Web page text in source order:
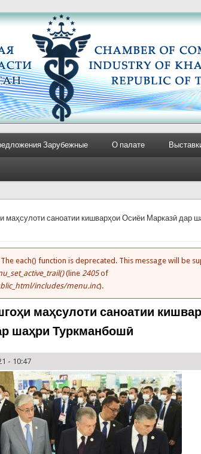
Зарубежные О палате
маҳсулоти саноатии кишварҳои Осиёи Марказӣ дар
The each() function is deprecated. This message will be
(line 2405of
includes/menu.inc).
маҳсулоти саноатии
шаҳри Туркманбошӣ
- 10:47